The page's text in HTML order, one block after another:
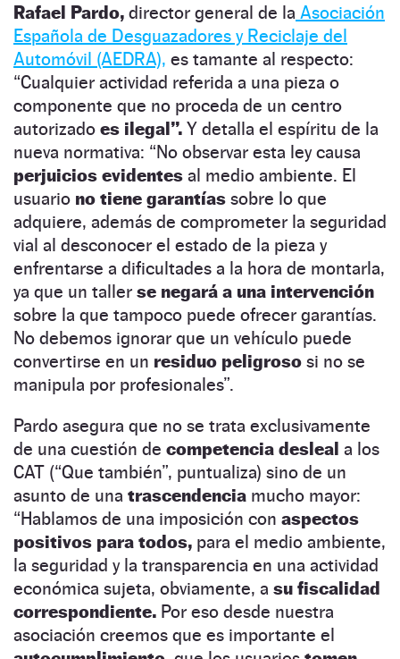
Rafael Pardo, director general de la Asociación
Española de Desguazadores y Reciclaje del
Automóvil (AEDRA), es tamante al respecto:
“Cualquier actividad referida a una pieza o
componente que no proceda de un centro
autorizado es ilegal”. Y detalla el espíritu de la
nueva normativa: “No observar esta ley causa
perjuicios evidentes al medio ambiente. El
usuario no tiene garantías sobre lo que
adquiere, además de comprometer la seguridad
vial al desconocer el estado de la pieza y
enfrentarse a dificultades a la hora de montarla,
ya que un taller se negará a una intervención
sobre la que tampoco puede ofrecer garantías.
No debemos ignorar que un vehículo puede
convertirse en un residuo peligroso si no se
manipula por profesionales”.
Pardo asegura que no se trata exclusivamente
de una cuestión de competencia desleal a los
CAT (“Que también”, puntualiza) sino de un
asunto de una trascendencia mucho mayor:
“Hablamos de una imposición con aspectos
positivos para todos, para el medio ambiente,
la seguridad y la transparencia en una actividad
económica sujeta, obviamente, a su fiscalidad
correspondiente. Por eso desde nuestra
asociación creemos que es importante el